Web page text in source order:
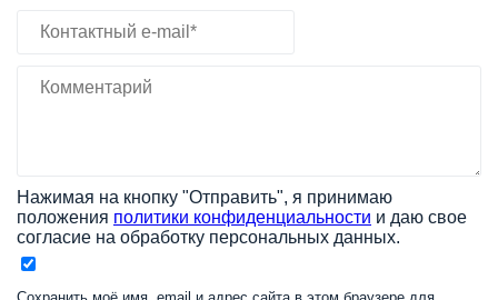
Нажимая на кнопку "Отправить", я принимаю
положения политики конфиденциальности и даю свое
согласие на обработку персональных данных.